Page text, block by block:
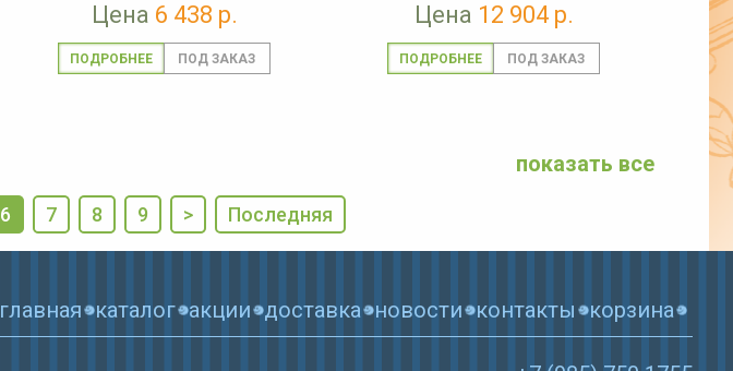
Цена 6 438 р.
ПОДРОБНЕЕ
Цена 12 904 р.
ПОДРОБНЕЕ
показать все
6 7 8 9 > Последняя
главная каталог акции доставка новости контакты корзина